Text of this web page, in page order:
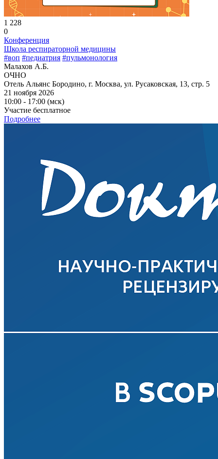
1 228
0
Конференция
Школа респираторной медицины
#воп #педиатрия #пульмонология
Малахов А.Б.
ОЧНО
Отель Альянс Бородино, г. Москва, ул. Русаковская, 13, стр. 5
21 ноября 2026
10:00 - 17:00 (мск)
Участие бесплатное
Подробнее